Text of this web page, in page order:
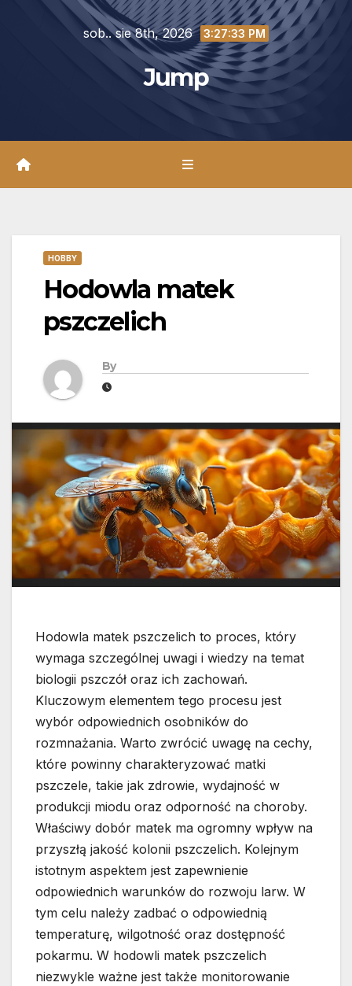
sob.. sie 8th, 2026 3:27:35 PM
Jump
HOBBY
Hodowla matek
pszczelich
By
Hodowla matek pszczelich to proces, który
wymaga szczególnej uwagi i wiedzy na temat
biologii pszczół oraz ich zachowań.
Kluczowym elementem tego procesu jest
wybór odpowiednich osobników do
rozmnażania. Warto zwrócić uwagę na cechy,
które powinny charakteryzować matki
pszczele, takie jak zdrowie, wydajność w
produkcji miodu oraz odporność na choroby.
Właściwy dobór matek ma ogromny wpływ na
przyszłą jakość kolonii pszczelich. Kolejnym
istotnym aspektem jest zapewnienie
odpowiednich warunków do rozwoju larw. W
tym celu należy zadbać o odpowiednią
temperaturę, wilgotność oraz dostępność
pokarmu. W hodowli matek pszczelich
niezwykle ważne jest także monitorowanie